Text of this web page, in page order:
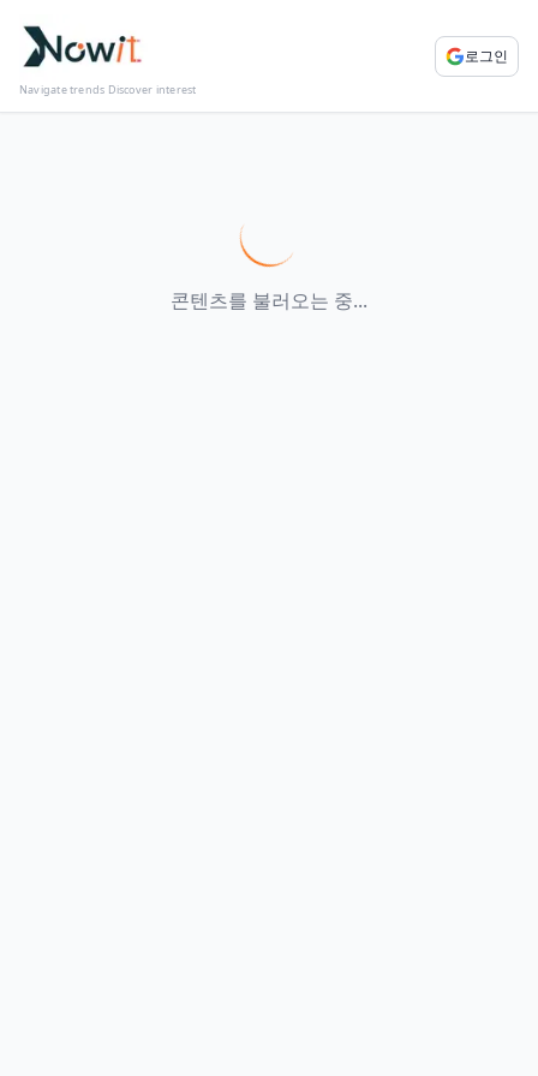
Navigate trends Discover interest
로그인
콘텐츠를 불러오는 중...